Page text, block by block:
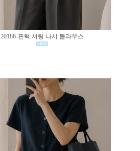
20186-핀턱 셔링 나시 블라우스